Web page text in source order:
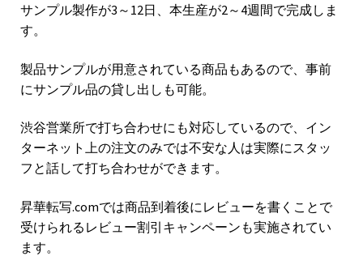
サンプル製作が3～12日、本生産が2～4週間で完成しま
す。
製品サンプルが用意されている商品もあるので、事前
にサンプル品の貸し出しも可能。
渋谷営業所で打ち合わせにも対応しているので、イン
ターネット上の注文のみでは不安な人は実際にスタッ
フと話して打ち合わせができます。
昇華転写.comでは商品到着後にレビューを書くことで
受けられるレビュー割引キャンペーンも実施されてい
ます。